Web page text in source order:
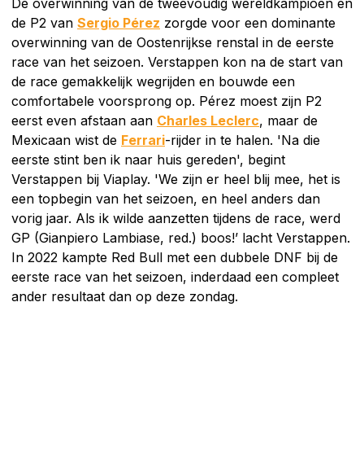
De overwinning van de tweevoudig wereldkampioen en
de P2 van Sergio Pérez zorgde voor een dominante
overwinning van de Oostenrijkse renstal in de eerste
race van het seizoen. Verstappen kon na de start van
de race gemakkelijk wegrijden en bouwde een
comfortabele voorsprong op. Pérez moest zijn P2
eerst even afstaan aan Charles Leclerc, maar de
Mexicaan wist de Ferrari-rijder in te halen. 'Na die
eerste stint ben ik naar huis gereden', begint
Verstappen bij Viaplay. 'We zijn er heel blij mee, het is
een topbegin van het seizoen, en heel anders dan
vorig jaar. Als ik wilde aanzetten tijdens de race, werd
GP (Gianpiero Lambiase, red.) boos!’ lacht Verstappen.
In 2022 kampte Red Bull met een dubbele DNF bij de
eerste race van het seizoen, inderdaad een compleet
ander resultaat dan op deze zondag.